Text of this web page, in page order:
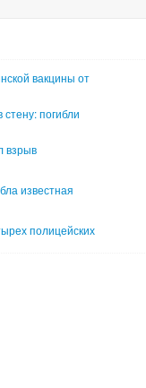
вакцины от
погибли
взрыв
известная
полицейских